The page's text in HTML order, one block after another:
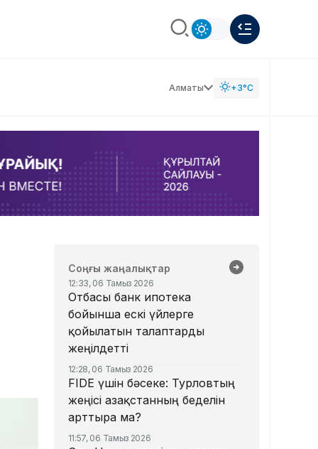
Алматы +3°C
Соңғы жаңалықтар
12:33, 06 Тамыз 2026
Отбасы банк ипотека
бойынша ескі үйлерге
қойылатын талаптарды
жеңілдетті
12:28, 06 Тамыз 2026
​FIDE үшін бәсеке: Турловтың
жеңісі Қазақстанның беделін
арттыра ма?
11:57, 06 Тамыз 2026